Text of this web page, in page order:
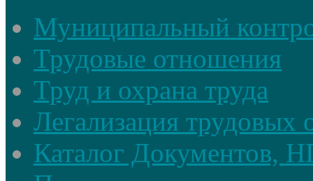
Муниципальный
Трудовые отношения
Труд и охрана труда
Легализация трудовых
Каталог Документов,